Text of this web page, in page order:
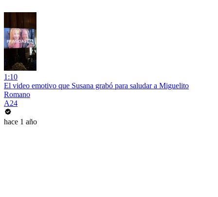
1:10
El video emotivo que Susana grabó para saludar a Miguelito
Romano
A24
hace 1 año